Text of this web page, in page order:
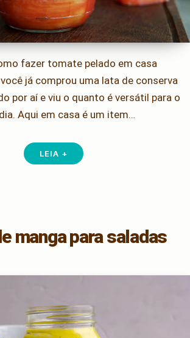
fazer tomate pelado em casa
já comprou uma lata de conserva
por aí e viu o quanto é versátil para o
Aqui em casa é um item…
LEIA +
manga para saladas